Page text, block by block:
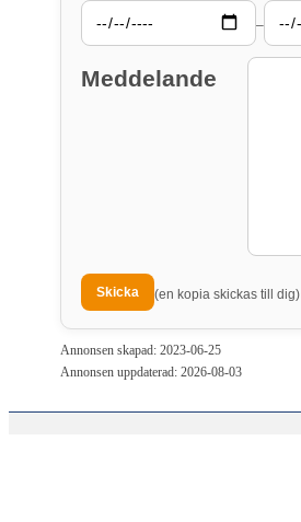
–
Meddelande
(en kopia skickas till dig)
Annonsen skapad: 2023-06-25
Annonsen uppdaterad: 2026-08-03